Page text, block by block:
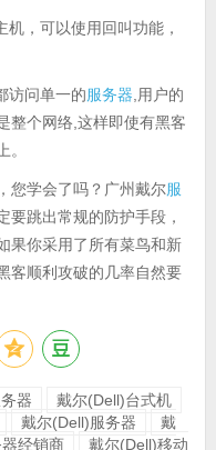
，可以使用回叫功能，
访问单一的服务器,用户的
整个网络,这样即使有黑客
您学会了吗？广州戴尔服
要跳出常规的防护手段，
果你采用了所有菜鸟和新
客顺利攻破的几率自然要
器
戴尔(Dell)台式机
戴尔(Dell)服务器
戴
经销商
戴尔(Dell)移动